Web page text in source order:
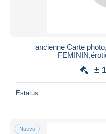
ancienne Carte
±
Estatus
Nuevo